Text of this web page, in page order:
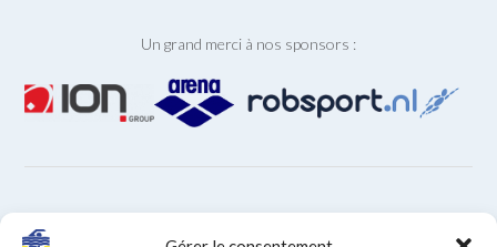
Un grand merci à nos sponsors :
ARCHIVES